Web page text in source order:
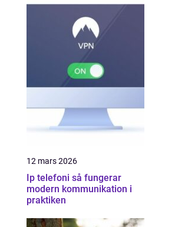
12 mars 2026
Ip telefoni så fungerar
modern kommunikation i
praktiken